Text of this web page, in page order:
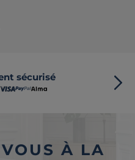
sécurisé
À LA